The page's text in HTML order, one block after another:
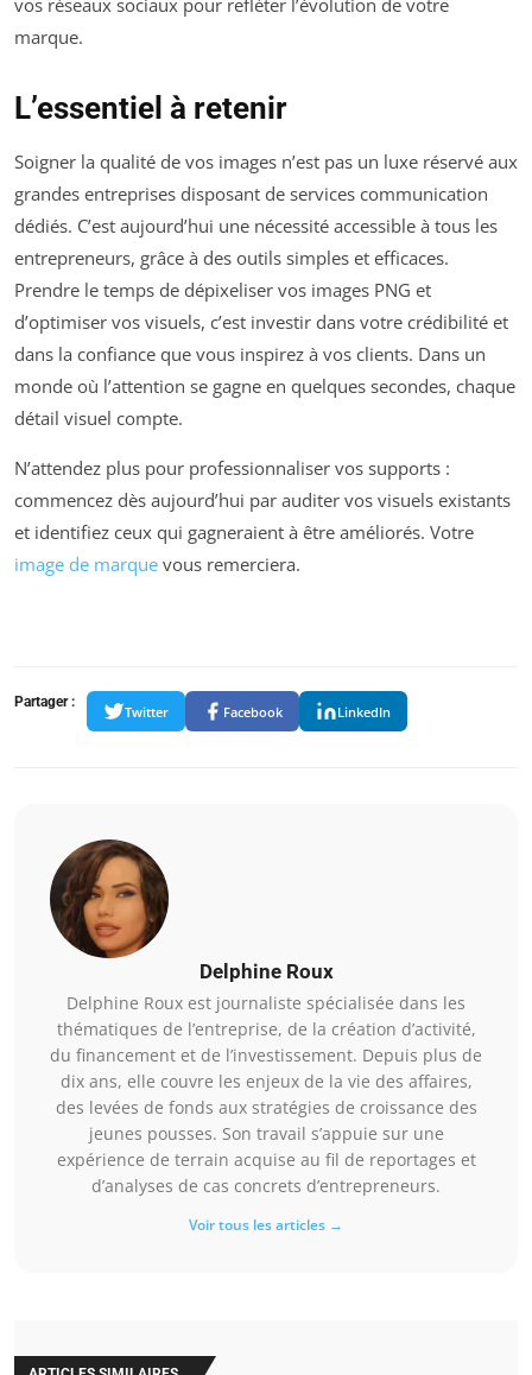
vos réseaux sociaux pour refléter l’évolution de votre
marque.
L’essentiel à retenir
Soigner la qualité de vos images n’est pas un luxe réservé aux
grandes entreprises disposant de services communication
dédiés. C’est aujourd’hui une nécessité accessible à tous les
entrepreneurs, grâce à des outils simples et efficaces.
Prendre le temps de dépixeliser vos images PNG et
d’optimiser vos visuels, c’est investir dans votre crédibilité et
dans la confiance que vous inspirez à vos clients. Dans un
monde où l’attention se gagne en quelques secondes, chaque
détail visuel compte.
N’attendez plus pour professionnaliser vos supports :
commencez dès aujourd’hui par auditer vos visuels existants
et identifiez ceux qui gagneraient à être améliorés. Votre
image de marque vous remerciera.
Partager :
Twitter Facebook LinkedIn
Delphine Roux
Delphine Roux est journaliste spécialisée dans les
thématiques de l’entreprise, de la création d’activité,
du financement et de l’investissement. Depuis plus de
dix ans, elle couvre les enjeux de la vie des affaires,
des levées de fonds aux stratégies de croissance des
jeunes pousses. Son travail s’appuie sur une
expérience de terrain acquise au fil de reportages et
d’analyses de cas concrets d’entrepreneurs.
Voir tous les articles →